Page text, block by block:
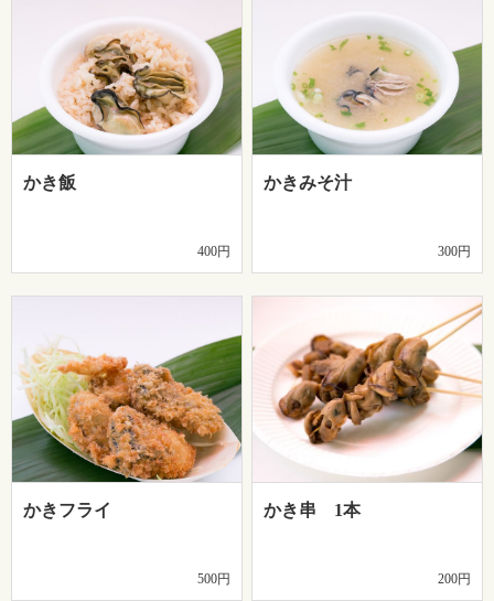
かき飯
400円
かきみそ汁
300円
かきフライ
500円
かき串 1本
200円